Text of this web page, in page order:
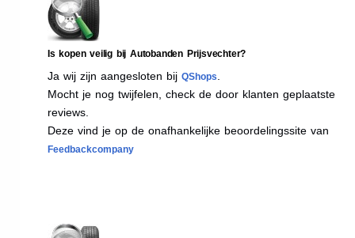
Is kopen veilig bij Autobanden Prijsvechter?
Ja wij zijn aangesloten bij QShops
Mocht je nog twijfelen, check de door klanten geplaatste
reviews.
Deze vind je op de onafhankelijke beoordelingssite van
Feedbackcompany